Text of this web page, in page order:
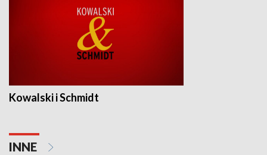
Kowalski i Schmidt
INNE